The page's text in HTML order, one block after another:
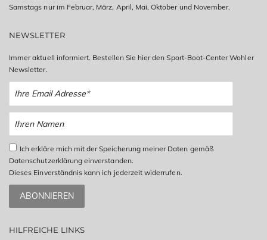
Samstags nur im Februar, März, April, Mai, Oktober und November.
NEWSLETTER
Immer aktuell informiert. Bestellen Sie hier den Sport-Boot-Center Wohler
Newsletter.
Ich erkläre mich mit der Speicherung meiner Daten gemäß
Datenschutzerklärung einverstanden.
Dieses Einverständnis kann ich jederzeit widerrufen.
ABONNIEREN
HILFREICHE LINKS